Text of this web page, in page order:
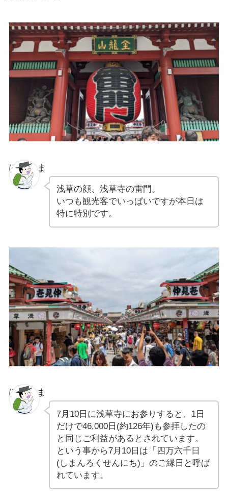
ぽちゃま
浅草の顔、浅草寺の雷門。
いつも観光客でいっぱいですが本日は
特に特別です。
ぽちゃま
7月10日に浅草寺にお参りすると、1日
だけで46,000日(約126年)も参拝したの
と同じご利益があるとされています。
という事から7月10日は「四万六千日
(しまんろくせんにち)」のご縁日と呼ば
れています。